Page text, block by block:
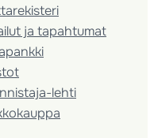
ja tapahtumat
lehti